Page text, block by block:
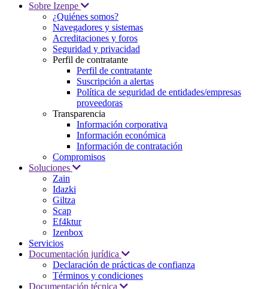
Sobre Izenpe
¿Quiénes somos?
Navegadores y sistemas
Acreditaciones y foros
Seguridad y privacidad
Perfil de contratante
Perfil de contratante
Suscripción a alertas
Política de seguridad de entidades/empresas
proveedoras
Transparencia
Información corporativa
Información económica
Información de contratación
Compromisos
Soluciones
Zain
Idazki
Giltza
Scap
Ef4ktur
Izenbox
Servicios
Documentación jurídica
Declaración de prácticas de confianza
Términos y condiciones
Documentación técnica